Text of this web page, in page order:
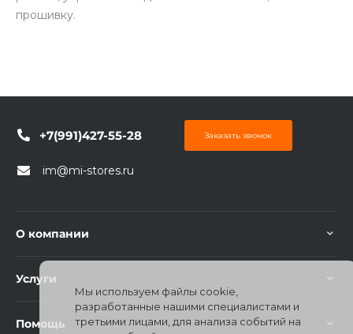
прошивку.
+7(991)427-55-28 Заказать звонок
im@mi-stores.ru
О компании
Услуги
Помощь
Мы используем файлы cookie,
разработанные нашими специалистами и
третьими лицами, для анализа событий на